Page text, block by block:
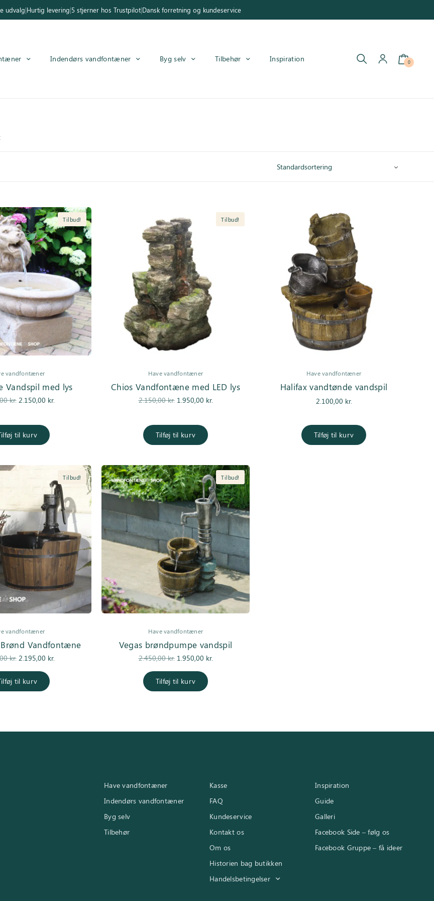
udvalg|Hurtig levering|5 stjerner hos Trustpilot|Dansk forretning og kundeservice
Indendørs vandfontæner Byg selv Tilbehør Inspiration 0
Tilbud!
vandfontæner
Vandspil med lys
kr.
Den
pris var:
2.450,00 kr..
2.150,00 kr.
til kurv
Tilbud!
Have vandfontæner
Chios Vandfontæne med LED lys
2.150,00kr.
Den
pris var:
2.150,00 kr..
1.950,00 kr.
Tilføj til kurv
Have vandfontæner
Halifax vandtønde vandspil
2.100,00 kr.
Tilføj til kurv
Tilbud!
vandfontæner
Brønd Vandfontæne
kr.
Den
oprindelige
pris var:
2.600,00 kr..
2.195,00 kr.
til kurv
Tilbud!
Have vandfontæner
Vegas brøndpumpe vandspil
2.450,00kr.
Den
oprindelige
pris var:
2.450,00 kr..
1.950,00 kr.
Tilføj til kurv
Have vandfontæner
Indendørs vandfontæner
Byg selv
Tilbehør
Kasse
FAQ
Kundeservice
Kontakt os
Om os
Historien bag butikken
Handelsbetingelser
Inspiration
Guide
Galleri
Facebook Side – følg os
Facebook Gruppe – få ideer